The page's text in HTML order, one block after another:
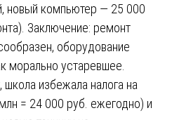
новый компьютер — 25 000
Заключение: ремонт
оборудование
морально устаревшее.
школа избежала налога на
= 24 000 руб. ежегодно) и